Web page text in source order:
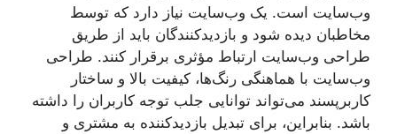
وب‌سایت است. یک وب‌سایت نیاز دارد که توسط
مخاطبان دیده شود و بازدیدکنندگان باید از طریق
طراحی وب‌سایت ارتباط مؤثری برقرار کنند. طراحی
وب‌سایت با هماهنگی رنگ‌ها، کیفیت بالا و ساختار
کاربرپسند می‌تواند توانایی جلب توجه کاربران را داشته
باشد. بنابراین، برای تبدیل بازدیدکننده به مشتری و